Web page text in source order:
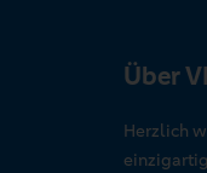
Über
Herzlich